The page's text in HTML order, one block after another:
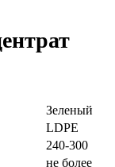
Зеленый
LDPE
240-300
не более